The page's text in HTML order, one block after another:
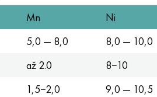
Mn Ni
5,0 — 8,0 8,0 — 10,0
až 2.0 8−10
1,5−2,0 9,0 — 10,5